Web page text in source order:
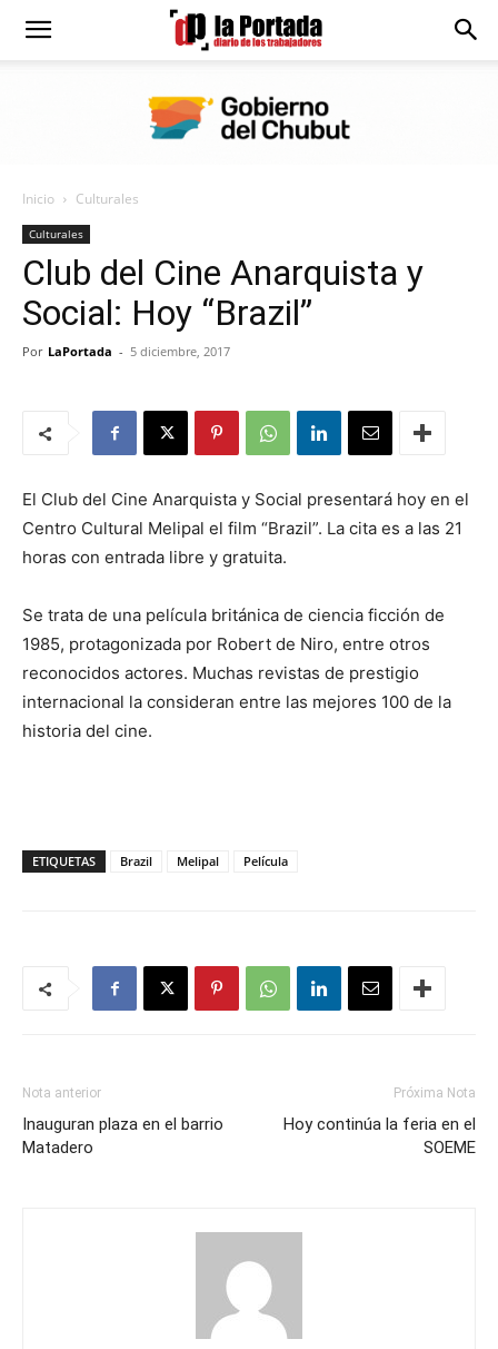
Diario
Portada
Inicio Culturales
Culturales
Club del Cine Anarquista y
Social: Hoy “Brazil”
Por LaPortada - 5 diciembre, 2017
El Club del Cine Anarquista y Social presentará hoy en el
Centro Cultural Melipal el film “Brazil”. La cita es a las 21
horas con entrada libre y gratuita.
Se trata de una película británica de ciencia ficción de
1985, protagonizada por Robert de Niro, entre otros
reconocidos actores. Muchas revistas de prestigio
internacional la consideran entre las mejores 100 de la
historia del cine.
ETIQUETAS Brazil Melipal Película
Nota anterior
Inauguran plaza en el barrio
Matadero
Próxima Nota
Hoy continúa la feria en el
SOEME